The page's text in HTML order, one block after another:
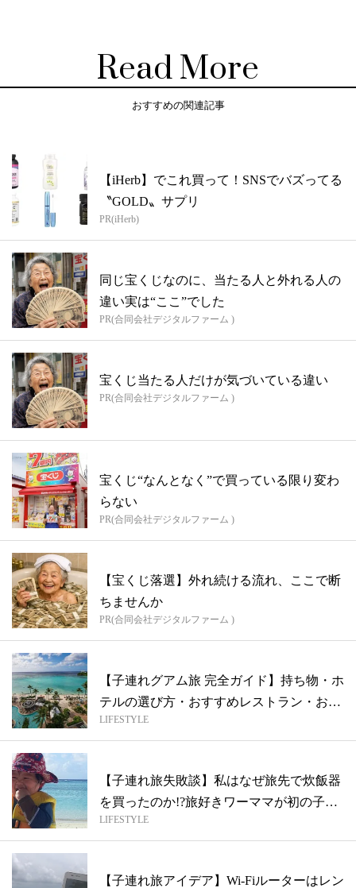
Read More
おすすめの関連記事
【iHerb】でこれ買って！SNSでバズってる
〝GOLD〟サプリ
PR(iHerb)
同じ宝くじなのに、当たる人と外れる人の
違い実は“ここ”でした
PR(合同会社デジタルファーム )
宝くじ当たる人だけが気づいている違い
PR(合同会社デジタルファーム )
宝くじ“なんとなく”で買っている限り変わ
らない
PR(合同会社デジタルファーム )
【宝くじ落選】外れ続ける流れ、ここで断
ちませんか
PR(合同会社デジタルファーム )
【子連れグアム旅 完全ガイド】持ち物・ホ
テルの選び方・おすすめレストラン・お土
産...
LIFESTYLE
【子連れ旅失敗談】私はなぜ旅先で炊飯器
を買ったのか!?旅好きワーママが初の子連
れ...
LIFESTYLE
【子連れ旅アイデア】Wi-Fiルーターはレン